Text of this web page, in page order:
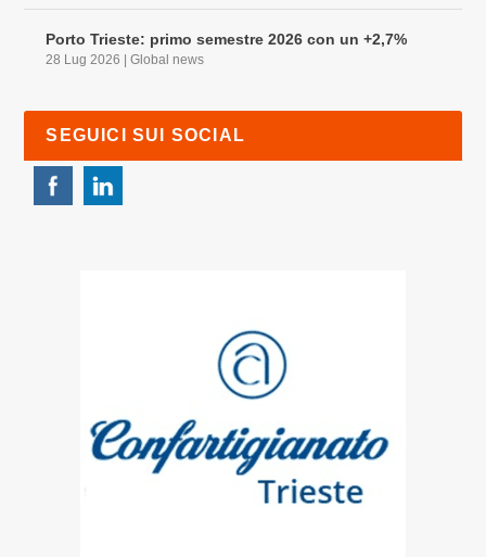
Porto Trieste: primo semestre 2026 con un +2,7%
28 Lug 2026 |Global news
SEGUICI SUI SOCIAL